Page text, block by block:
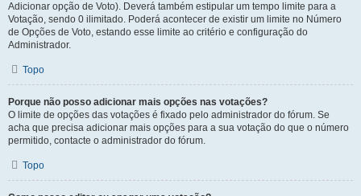
Adicionar opção de Voto). Deverá também estipular um tempo limite para a
Votação, sendo 0 ilimitado. Poderá acontecer de existir um limite no Número
de Opções de Voto, estando esse limite ao critério e configuração do
Administrador.
Topo
Porque não posso adicionar mais opções nas votações?
O limite de opções das votações é fixado pelo administrador do fórum. Se
acha que precisa adicionar mais opções para a sua votação do que o número
permitido, contacte o administrador do fórum.
Topo